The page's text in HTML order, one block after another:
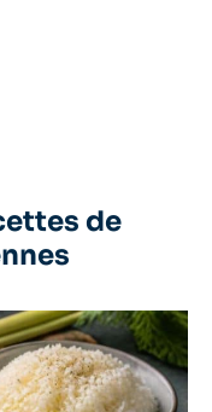
gratuit si
arrivent
de